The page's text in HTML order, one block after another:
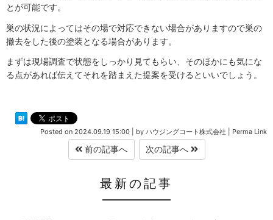
とが可能です。
巣の状況によってはその場で対応できない場合がありますので巣の
撤去をした後の塗装となる場合があります。
まずは現場調査で状態をしっかり見てもらい、そのほかにも気にな
る点があれば伝えてそれを踏まえた提案を受けるといいでしょう。
Posted on 2024.09.19 15:00 by ハウジングコート株式会社 Perma Link
前の記事へ 次の記事へ
最新の記事